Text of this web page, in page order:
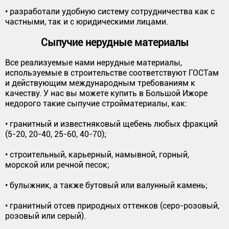
• разработали удобную систему сотрудничества как с
частными, так и с юридическими лицами.
Сыпучие нерудные материалы
Все реализуемые нами нерудные материалы,
используемые в строительстве соответствуют ГОСТам
и действующим международным требованиям к
качеству. У нас вы можете купить в Большой Ижоре
недорого такие сыпучие стройматериалы, как:
• гранитный и известняковый щебень любых фракций
(5-20, 20-40, 25-60, 40-70);
• строительный, карьерный, намывной, горный,
морской или речной песок;
• булыжник, а также бутовый или валунный камень;
• гранитный отсев природных оттенков (серо-розовый,
розовый или серый).